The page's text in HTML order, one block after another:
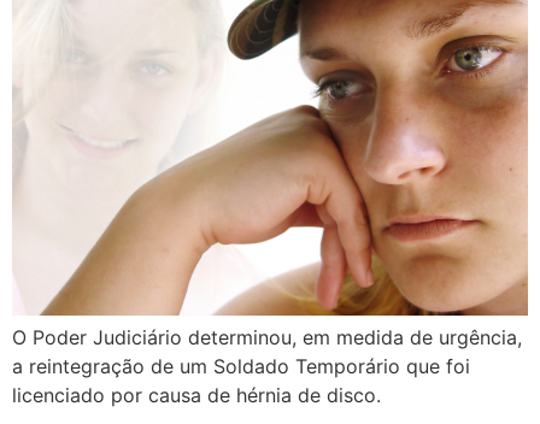
O Poder Judiciário determinou, em medida de urgência,
a reintegração de um Soldado Temporário que foi
licenciado por causa de hérnia de disco.